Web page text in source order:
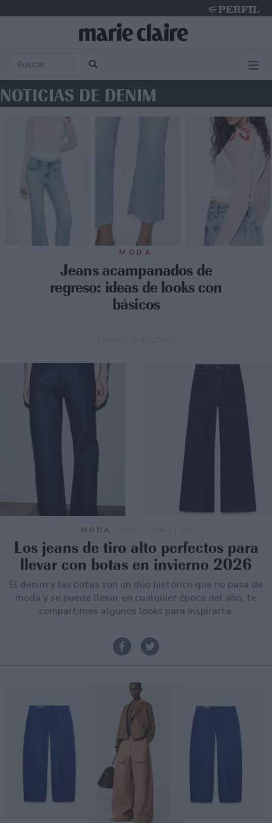
NOTICIAS DE DENIM
MODA
Jeans acampanados de
regreso: ideas de looks con
básicos
MODA
Los jeans de tiro alto perfectos para
llevar con botas en invierno 2026
El denim y las botas son un dúo histórico que no pasa de
moda y se puede llevar en cualquier época del año, te
compartimos algunos looks para inspirarte.